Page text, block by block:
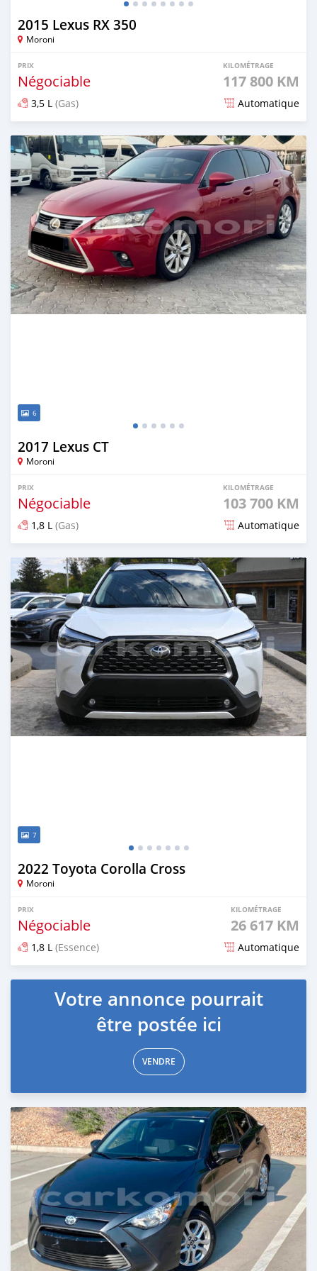
2015 Lexus RX 350
Moroni
PRIX
Négociable
KILOMÉTRAGE
117 800 KM
3,5 L (Gas) Automatique
Publié il y a 8 mois
6
2017 Lexus CT
Moroni
PRIX
Négociable
KILOMÉTRAGE
103 700 KM
1,8 L (Gas) Automatique
Publié il y a 8 mois
7
2022 Toyota Corolla Cross
Moroni
PRIX
Négociable
KILOMÉTRAGE
26 617 KM
1,8 L (Essence) Automatique
Publié il y a 8 mois
Votre annonce pourrait
être postée ici
VENDRE